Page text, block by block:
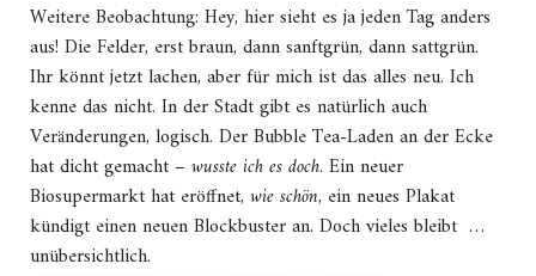
Weitere Beobachtung: Hey, hier sieht es ja jeden Tag anders
aus! Die Felder, erst braun, dann sanftgrün, dann sattgrün.
Ihr könnt jetzt lachen, aber für mich ist das alles neu. Ich
kenne das nicht. In der Stadt gibt es natürlich auch
Veränderungen, logisch. Der Bubble Tea-Laden an der Ecke
hat dicht gemacht – wusste ich es doch. Ein neuer
Biosupermarkt hat eröffnet, wie schön, ein neues Plakat
kündigt einen neuen Blockbuster an. Doch vieles bleibt …
unübersichtlich.